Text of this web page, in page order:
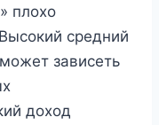
плохо
средний
зависеть
доход